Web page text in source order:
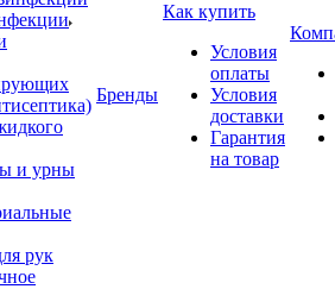
и урны
рук
Бренды
Как купить
Условия
оплаты
Условия
доставки
Гарантия
на товар